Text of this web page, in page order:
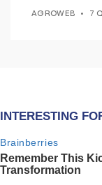
AGROWEB 7